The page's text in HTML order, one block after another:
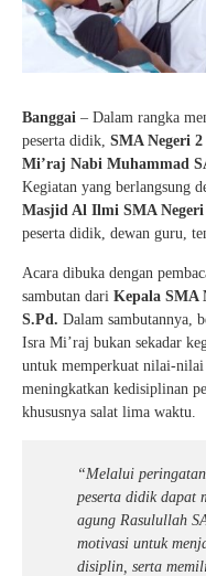
Banggai – Dalam rangka
peserta didik, SMA Negeri
Mi’raj Nabi Muhammad
Kegiatan yang berlangsung
Masjid Al Ilmi SMA Negeri
peserta didik, dewan guru,
Acara dibuka dengan
sambutan dari Kepala SMA
S.Pd. Dalam sambutannya,
Isra Mi’raj bukan sekadar
untuk memperkuat nilai-
meningkatkan kedisiplinan
khususnya salat lima waktu.
“Melalui
peserta didik dapat
agung Rasulullah
motivasi untuk
disiplin, serta